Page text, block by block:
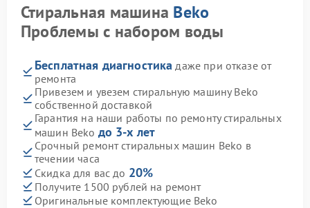
Стиральная машина Beko
Проблемы с набором воды
Бесплатная диагностика даже при отказе от
ремонта
Привезем и увезем стиральную машину Beko
собственной доставкой
Гарантия на наши работы по ремонту стиральных
машин Beko до 3-х лет
Срочный ремонт стиральных машин Beko в
течении часа
Скидка для вас до 20%
Получите 1500 рублей на ремонт
Оригинальные комплектующие Beko